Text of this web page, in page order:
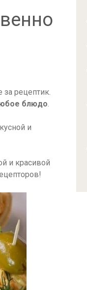
за рецептик.
блюдо.
и
и красивой